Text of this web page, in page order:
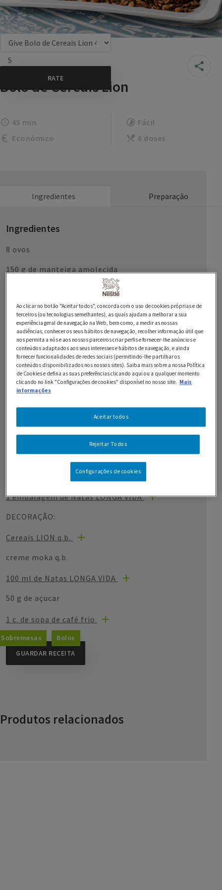
5
Bolo de Cereais Lion
45 min.
Fácil
Económico
6 doses
Ingredientes Preparação
Ingredientes
8 ovos
150 g de manteiga amolecida
150 g de farinha com fermento
2 c. de chá de fermento
250 g de Chocolate Preto 53% NESTLÉ Sobremesas
PARA A COBERTURA DE CREME DE CHOCOLATE E
DECORAÇÃO:
1 lata de Leite Condensado Tradicional NESTLÉ
2 c. de sopa de maisena
2 c. de sopa de manteiga sem sal
200 g de NESTLÉ Classic Chocolate de Leite
1 embalagem de Natas LONGA VIDA
DECORAÇÃO:
Cereais LION q.b.
creme moka q.b.
100 ml de Natas LONGA VIDA
50 g de açucar
1 c. de sopa de café frio
GUARDAR RECEITA
Sobremesas Bolos
Produtos relacionados
Ao clicar no botão "Aceitar todos", concorda com o uso de cookies próprias e de
terceiros (ou tecnologias semelhantes), as quais ajudam a melhorar a sua
experiência geral de navegação na Web, bem como, a medir as nossas
audiências, conhecer os seus hábitos de navegação, recolher informação útil que
nos permita a nós e aos nossos parceiros criar perfis e fornecer-lhe anúncios e
conteúdos adaptados aos seus interesses e hábitos de navegação, e ainda
fornecer funcionalidades de redes sociais (permitindo-lhe partilhar os
conteúdos disponibilizados nos nossos sites). Saiba mais sobre a nossa Política
de Cookies e defina as suas preferências clicando aqui ou a qualquer momento
clicando no link "Configurações de cookies" disponível no nosso site. Mais
informações
Rejeitar Todos
Aceitar todos
Configurações de cookies